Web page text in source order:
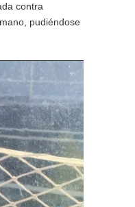
contra
pudiéndose